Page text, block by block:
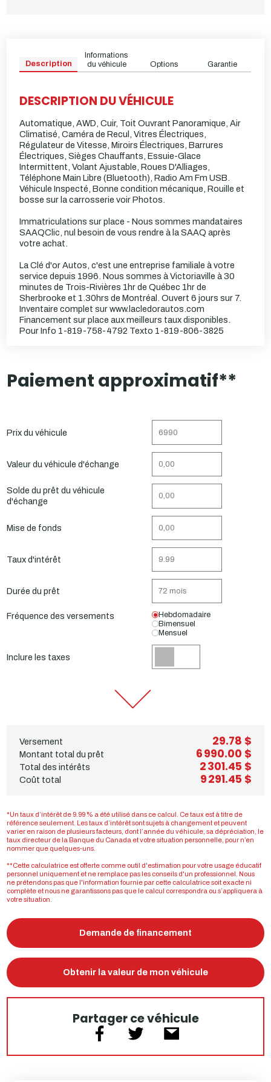
Description
Informations
du véhicule
Options Garantie
DESCRIPTION DU VÉHICULE
Automatique, AWD, Cuir, Toit Ouvrant Panoramique, Air
Climatisé, Caméra de Recul, Vitres Électriques,
Régulateur de Vitesse, Miroirs Électriques, Barrures
Électriques, Sièges Chauffants, Essuie-Glace
Intermittent, Volant Ajustable, Roues D'Alliages,
Téléphone Main Libre (Bluetooth), Radio Am Fm USB.
Véhicule Inspecté, Bonne condition mécanique, Rouille et
bosse sur la carrosserie voir Photos.
Immatriculations sur place - Nous sommes mandataires
SAAQClic, nul besoin de vous rendre à la SAAQ après
votre achat.
La Clé d'or Autos, c'est une entreprise familiale à votre
service depuis 1996. Nous sommes à Victoriaville à 30
minutes de Trois-Rivières 1hr de Québec 1hr de
Sherbrooke et 1.30hrs de Montréal. Ouvert 6 jours sur 7.
Inventaire complet sur www.lacledorautos.com
Financement sur place aux meilleurs taux disponibles.
Pour Info 1-819-758-4792 Texto 1-819-806-3825
Paiement approximatif**
Prix du véhicule
Valeur du véhicule d'échange
Solde du prêt du véhicule
d'échange
Mise de fonds
Taux d'intérêt
Durée du prêt
Fréquence des versements
Hebdomadaire
Bimensuel
Mensuel
Inclure les taxes
Versement 29.78 $
Montant total du prêt 6 990.00 $
Total des intérêts 2 301.45 $
Coût total 9 291.45 $
*Un taux d’intérêt de 9.99 % a été utilisé dans ce calcul. Ce taux est à titre de
référence seulement. Les taux d’intérêt sont sujets à changement et peuvent
varier en raison de plusieurs facteurs, dont l’année du véhicule, sa dépréciation, le
taux directeur de la Banque du Canada et votre situation personnelle, pour n’en
nommer que quelques-uns.
**Cette calculatrice est offerte comme outil d'estimation pour votre usage éducatif
personnel uniquement et ne remplace pas les conseils d'un professionnel. Nous
ne prétendons pas que l'information fournie par cette calculatrice soit exacte ni
complète et nous ne garantissons pas que le calcul correspondra ou s’appliquera à
votre situation.
Demande de financement
Obtenir la valeur de mon véhicule
Partager ce véhicule